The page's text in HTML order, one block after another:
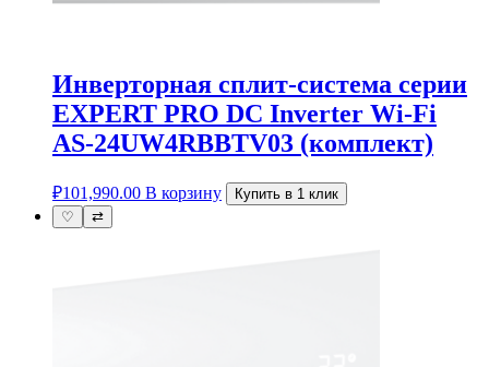
Инверторная cплит-система серии
EXPERT PRO DC Inverter Wi-Fi
AS-24UW4RBBTV03 (комплект)
₽101,990.00 В корзину
Купить в 1 клик
♡
⇄